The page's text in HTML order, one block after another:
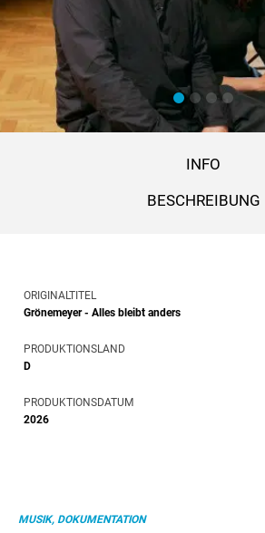
INFO
BESCHREIBUNG
ORIGINALTITEL
Grönemeyer - Alles bleibt anders
PRODUKTIONSLAND
D
PRODUKTIONSDATUM
2026
MUSIK, DOKUMENTATION